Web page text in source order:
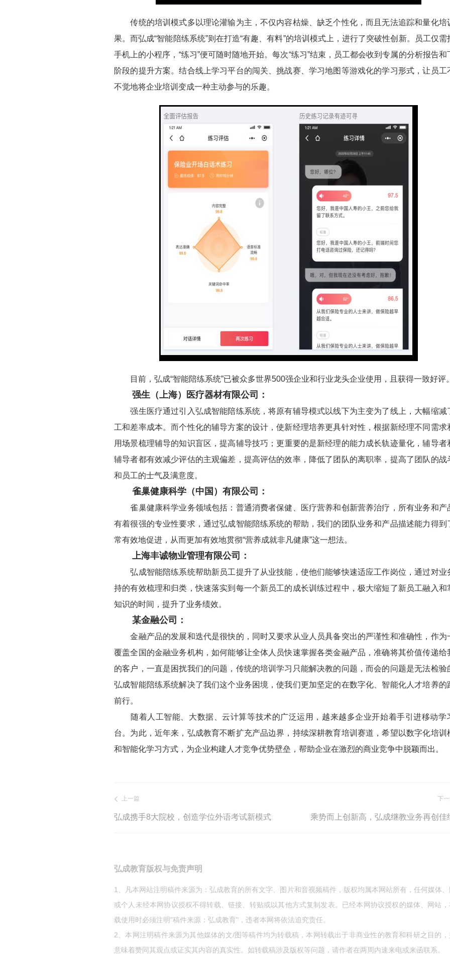
传统的培训模式多以理论灌输为主，不仅内容枯燥、缺乏个性化，而且无法追踪和量化培
果。而弘成“智能陪练系统”则在打造“有趣、有料”的培训模式上，进行了突破性创新。员工仅需
手机上的小程序，“练习”便可随时随地开始。每次“练习”结束，员工都会收到专属的分析报告和
阶段的提升方案。结合线上学习平台的闯关、挑战赛、学习地图等游戏化的学习形式，让员工
不觉地将企业培训变成一种主动参与的乐趣。
目前，弘成“智能陪练系统”已被众多世界500强企业和行业龙头企业使用，且获得一致好评
强生（上海）医疗器材有限公司：
强生医疗通过引入弘成智能陪练系统，将原有辅导模式以线下为主变为了线上，大幅缩减
工和差率成本。而个性化的辅导方案的设计，使新经理培养更具针对性，根据新经理不同需求
用场景梳理辅导的知识盲区，提高辅导技巧；更重要的是新经理的能力成长轨迹量化，辅导者
辅导者都有效减少评估的主观偏差，提高评估的效率，降低了团队的离职率，提高了团队的战
和员工的士气及满意度。
雀巢健康科学（中国）有限公司：
雀巢健康科学业务领域包括：普通消费者保健、医疗营养和创新营养治疗，所有业务和产
有着很强的专业性要求，通过弘成智能陪练系统的帮助，我们的团队业务和产品描述能力得到
常有效地促进，从而更加有效地贯彻“营养成就非凡健康”这一想法。
上海丰诚物业管理有限公司：
弘成智能陪练系统帮助新员工提升了从业技能，使他们能够快速适应工作岗位，通过对业
持的有效梳理和归类，快速落实到每一个新员工的成长训练过程中，极大缩短了新员工融入和
知识的时间，提升了业务绩效。
某金融公司：
金融产品的发展和迭代是很快的，同时又要求从业人员具备突出的严谨性和准确性，作为
覆盖全国的金融业务机构，如何能够让全体人员快速掌握各类金融产品，准确将其价值传递给
的客户，一直是困扰我们的问题，传统的培训学习只能解决教的问题，而会的问题是无法检验
弘成智能陪练系统解决了我们这个业务困境，使我们更加坚定的在数字化、智能化人才培养的
前行。
随着人工智能、大数据、云计算等技术的广泛运用，越来越多企业开始着手引进移动学
台。为此，近年来，弘成教育不断扩充产品边界，持续深耕教育培训赛道，希望以数字化培训
和智能化学习方式，为企业构建人才竞争优势壁垒，帮助企业在激烈的商业竞争中脱颖而出。
上一篇
弘成携手8大院校，创造学位外语考试新模式
下
乘势而上创新高，弘成继教业务再创佳
弘成教育版权与免责声明
1、凡本网站注明稿件来源为：弘成教育的所有文字、图片和音视频稿件，版权均属本网站所有，任何媒体
或个人未经本网协议授权不得转载、链接、转贴或以其他方式复制发表。已经本网协议授权的媒体、网站
载使用时必须注明"稿件来源：弘成教育"，违者本网将依法追究责任。
2、本网注明稿件来源为其他媒体的文/图等稿件均为转载稿，本网转载出于非商业性的教育和科研之目的
意味着赞同其观点或证实其内容的真实性。如转载稿涉及版权等问题，请作者在两周内速来电或来函联系。